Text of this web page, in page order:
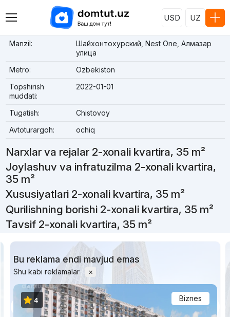
USD UZ
Manzil:
Шайхонтохурский, Nest One, Алмазар
улица
Metro:
Ozbekiston
Topshirish
muddati:
2022-01-01
Tugatish:
Chistovoy
Avtoturargoh:
ochiq
Narxlar va rejalar 2-xonali kvartira, 35 m²
Joylashuv va infratuzilma 2-xonali kvartira,
35 m²
Xususiyatlari 2-xonali kvartira, 35 m²
Qurilishning borishi 2-xonali kvartira, 35 m²
Tavsif 2-xonali kvartira, 35 m²
Bu reklama endi mavjud emas
Shu kabi reklamalar ×
Biznes
4